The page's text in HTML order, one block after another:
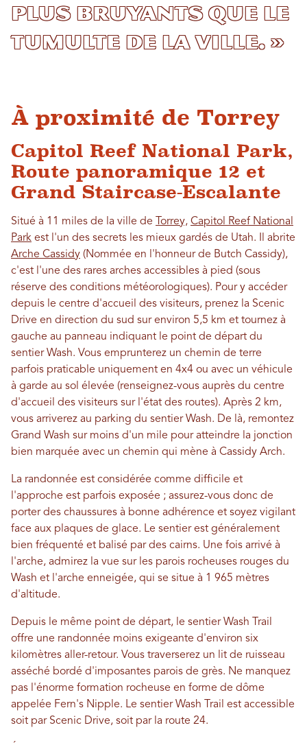
plus bruyants que le
tumulte de la ville. »
À proximité de Torrey
Capitol Reef National Park,
Route panoramique 12 et
Grand Staircase-Escalante
Situé à 11 miles de la ville de Torrey, Capitol Reef National
Park est l'un des secrets les mieux gardés de Utah. Il abrite
Arche Cassidy (Nommée en l'honneur de Butch Cassidy),
c'est l'une des rares arches accessibles à pied (sous
réserve des conditions météorologiques). Pour y accéder
depuis le centre d'accueil des visiteurs, prenez la Scenic
Drive en direction du sud sur environ 5,5 km et tournez à
gauche au panneau indiquant le point de départ du
sentier Wash. Vous emprunterez un chemin de terre
parfois praticable uniquement en 4x4 ou avec un véhicule
à garde au sol élevée (renseignez-vous auprès du centre
d'accueil des visiteurs sur l'état des routes). Après 2 km,
vous arriverez au parking du sentier Wash. De là, remontez
Grand Wash sur moins d'un mile pour atteindre la jonction
bien marquée avec un chemin qui mène à Cassidy Arch.
La randonnée est considérée comme difficile et
l'approche est parfois exposée ; assurez-vous donc de
porter des chaussures à bonne adhérence et soyez vigilant
face aux plaques de glace. Le sentier est généralement
bien fréquenté et balisé par des cairns. Une fois arrivé à
l'arche, admirez la vue sur les parois rocheuses rouges du
Wash et l'arche enneigée, qui se situe à 1 965 mètres
d'altitude.
Depuis le même point de départ, le sentier Wash Trail
offre une randonnée moins exigeante d'environ six
kilomètres aller-retour. Vous traverserez un lit de ruisseau
asséché bordé d'imposantes parois de grès. Ne manquez
pas l'énorme formation rocheuse en forme de dôme
appelée Fern's Nipple. Le sentier Wash Trail est accessible
soit par Scenic Drive, soit par la route 24.